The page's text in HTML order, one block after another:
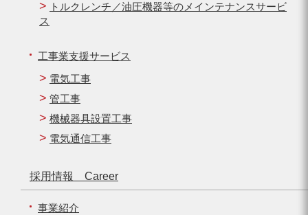
トルクレンチ／油圧機器等のメインテナンスサービ
ス
工事業支援サービス
電気工事
管工事
機械器具設置工事
電気通信工事
採用情報 Career
事業紹介